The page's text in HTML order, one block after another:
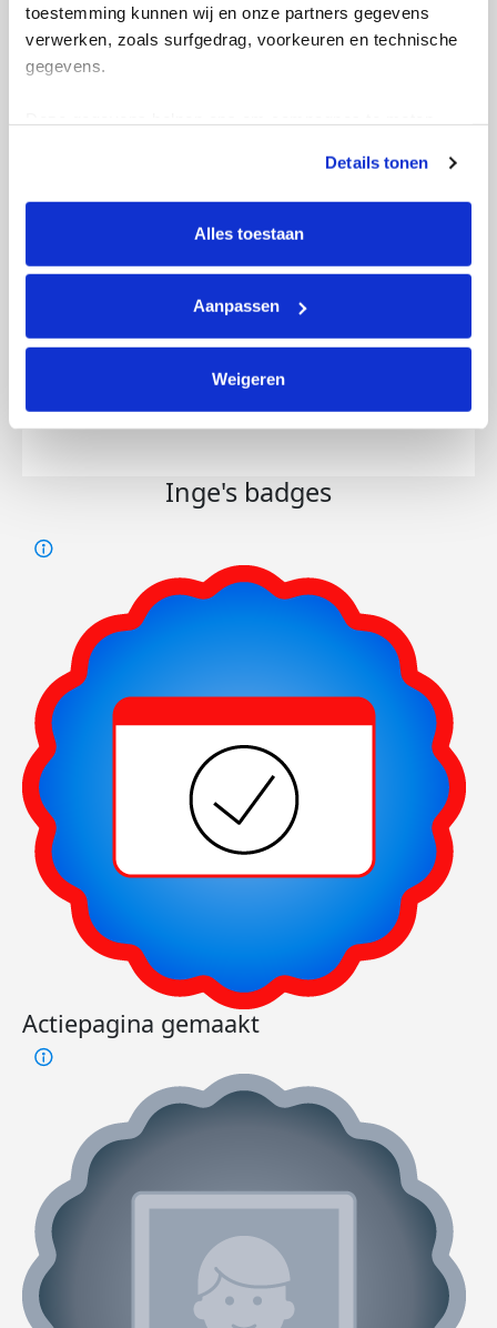
toestemming kunnen wij en onze partners gegevens
verwerken, zoals surfgedrag, voorkeuren en technische
gegevens.
tonen. Je kunt je toestemming op elk moment wijzigen of
intrekken via Cookie instellingen onderaan de pagina. De
lijst met cookies is te vinden in het tabblad “details”.
Details tonen
Alles toestaan
Aanpassen
Weigeren
desondanks heb ik er vertrouwen in dat ik
die marathon ga uitlopen!
Mijn activiteiten volgen
kms
Inge's badges
Actiepagina gemaakt